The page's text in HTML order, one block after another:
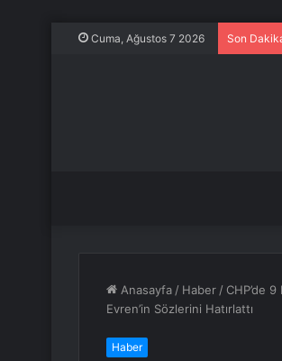
Cuma, Ağustos 7 2026 Son
Anasayfa / Haber / CHP’de
Evren’in Sözlerini Hatırlattı
Haber